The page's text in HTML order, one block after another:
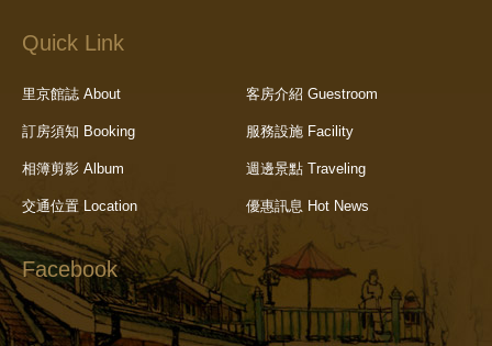
Quick Link
里京館誌 About 客房介紹 Guestroom
訂房須知 Booking 服務設施 Facility
相簿剪影 Album 週邊景點 Traveling
交通位置 Location 優惠訊息 Hot News
Facebook